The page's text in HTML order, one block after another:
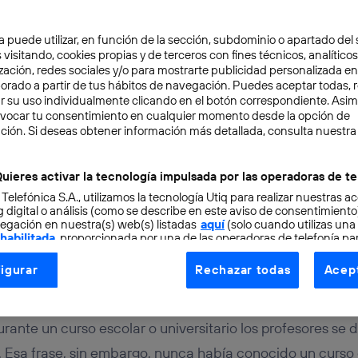
ARTIFICIAL 7 min
en la educación:
la IA en el aula
un curso escolar o universitario los profesores se
frase, sin embargo, nunca había conocido un curso
puede utilizar, en función de la sección, subdominio o apartado del
visitando, cookies propias y de terceros con fines técnicos,
redes sociales y/o para mostrarte publicidad personalizada
a partir de tus hábitos de navegación. Puedes aceptar todas,
su uso individualmente clicando en el botón correspondiente.
tu consentimiento en cualquier momento desde la opción de
Si deseas obtener información más detallada, consulta nuestra
activar la tecnología impulsada por las operadoras de
S.A., utilizamos la tecnología Utiq para realizar nuestras
digital o análisis (como se describe en este aviso de
en nuestra(s) web(s) listadas aquí(solo cuando utilizas una
, proporcionada por una de las operadoras de telefonía
consentimiento en cada página web).
Utiq está diseñada con la privacidad como prioridad
tu dirección IP y otra información de la cuenta de cliente de
a la conexión que utilizas (p. ej., número de teléfono móvil).
Rechazar todas